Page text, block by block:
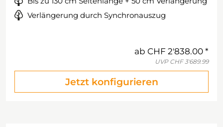
Verlängerung durch Synchronauszug
ab CHF 2'838.00
UVP CHF 3'689.99
Jetzt konfigurieren